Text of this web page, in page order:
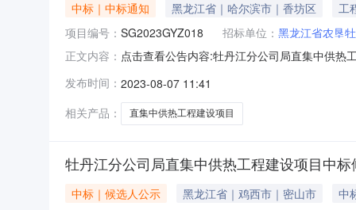
中标｜中标通知 黑龙江省｜哈尔滨市｜香坊区
工
项目编号： SG2023GYZ018 招标单位： 黑龙江省农垦
正文内容： 点击查看公告内容:牡丹江分公司局直集中供热
2753.801179万元二、其他：牡丹江分公司局
2753801
发布时间： 2023-08-07 11:41
相关产品：
直集中供热工程建设项目
牡丹江分公司局直集中供热工程建设项目中
中标｜候选人公示 黑龙江省｜鸡西市｜密山市
中